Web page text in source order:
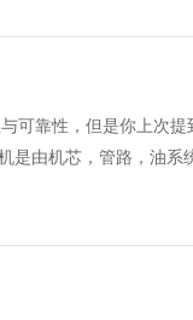
可靠性，但是你上次提
是由机芯，管路，油系